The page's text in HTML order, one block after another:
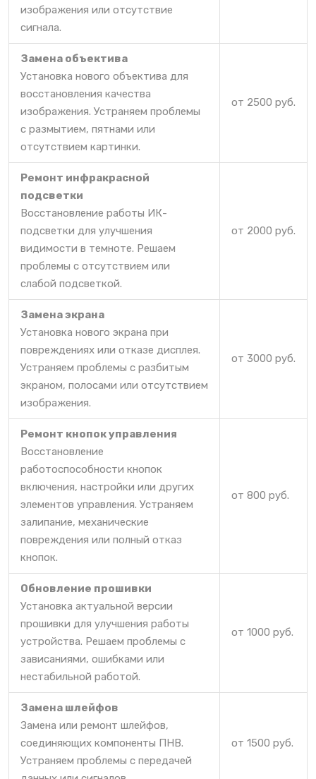
изображения или отсутствие
сигнала.
Замена объектива
Установка нового объектива для
восстановления качества
изображения. Устраняем проблемы
с размытием, пятнами или
отсутствием картинки.
от 2500 руб.
Ремонт инфракрасной
подсветки
Восстановление работы ИК-
подсветки для улучшения
видимости в темноте. Решаем
проблемы с отсутствием или
слабой подсветкой.
от 2000 руб.
Замена экрана
Установка нового экрана при
повреждениях или отказе дисплея.
Устраняем проблемы с разбитым
экраном, полосами или отсутствием
изображения.
от 3000 руб.
Ремонт кнопок управления
Восстановление
работоспособности кнопок
включения, настройки или других
элементов управления. Устраняем
залипание, механические
повреждения или полный отказ
кнопок.
от 800 руб.
Обновление прошивки
Установка актуальной версии
прошивки для улучшения работы
устройства. Решаем проблемы с
зависаниями, ошибками или
нестабильной работой.
от 1000 руб.
Замена шлейфов
Замена или ремонт шлейфов,
соединяющих компоненты ПНВ.
Устраняем проблемы с передачей
от 1500 руб.